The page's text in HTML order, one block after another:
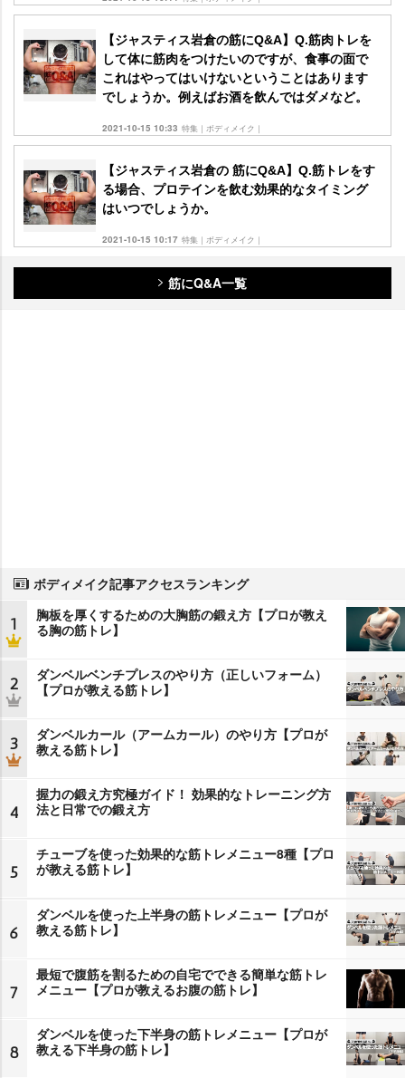
【ジャスティス岩倉の筋にQ&A】Q.筋肉トレを
して体に筋肉をつけたいのですが、食事の面で
これはやってはいけないということはあります
でしょうか。例えばお酒を飲んではダメなど。
2021-10-15 10:33 特集｜ボディメイク｜
【ジャスティス岩倉の 筋にQ&A】Q.筋トレをす
る場合、プロテインを飲む効果的なタイミング
はいつでしょうか。
2021-10-15 10:17 特集｜ボディメイク｜
筋にQ&A一覧
ボディメイク記事アクセスランキング
1
胸板を厚くするための大胸筋の鍛え方【プロが教え
る胸の筋トレ】
2
ダンベルベンチプレスのやり方（正しいフォーム）
【プロが教える筋トレ】
3
ダンベルカール（アームカール）のやり方【プロが
教える筋トレ】
4
握力の鍛え方究極ガイド！ 効果的なトレーニング方
法と日常での鍛え方
5
チューブを使った効果的な筋トレメニュー8種【プロ
が教える筋トレ】
6
ダンベルを使った上半身の筋トレメニュー【プロが
教える筋トレ】
7
最短で腹筋を割るための自宅でできる簡単な筋トレ
メニュー【プロが教えるお腹の筋トレ】
8
ダンベルを使った下半身の筋トレメニュー【プロが
教える下半身の筋トレ】